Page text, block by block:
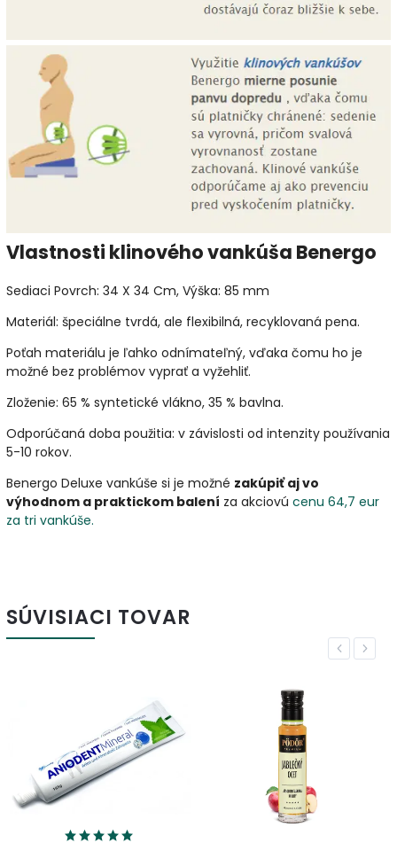
Vlastnosti klinového vankúša Benergo
Sediaci Povrch: 34 X 34 Cm, Výška: 85 mm
Materiál: špeciálne tvrdá, ale flexibilná, recyklovaná pena.
Poťah materiálu je ľahko odnímateľný, vďaka čomu ho je
možné bez problémov vyprať a vyžehliť.
Zloženie: 65 % syntetické vlákno, 35 % bavlna.
Odporúčaná doba použitia: v závislosti od intenzity používania
5-10 rokov.
Benergo Deluxe vankúše si je možné zakúpiť aj vo
výhodnom a praktickom balení za akciovú cenu 64,7 eur
za tri vankúše.
SÚVISIACI TOVAR
Previous
Next